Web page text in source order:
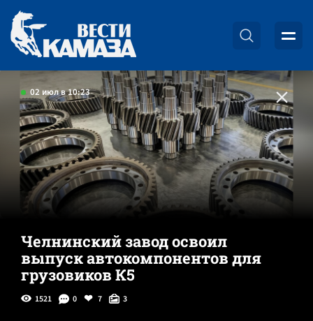
02 июл в 10:23
Челнинский завод освоил
выпуск автокомпонентов для
грузовиков К5
1521 0 7 3